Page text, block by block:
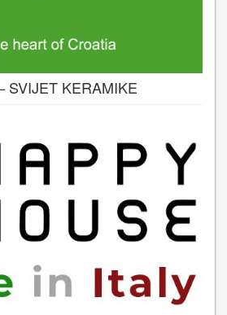
SVIJET KERAMIKE